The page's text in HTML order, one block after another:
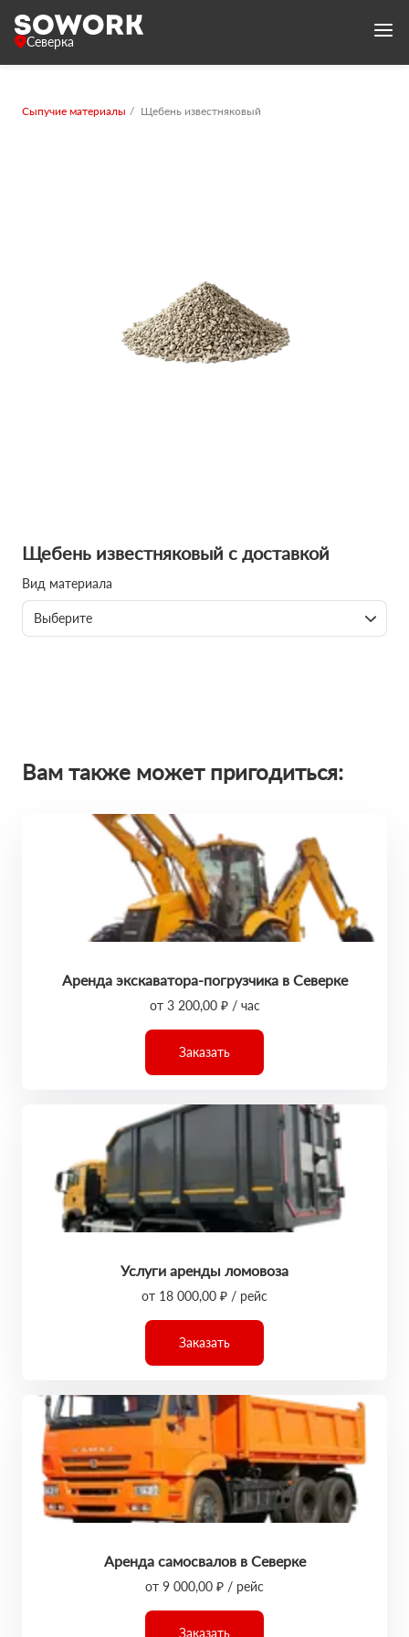
Северка
Сыпучие материалы Щебень известняковый
Щебень известняковый с доставкой
Вид материала
Выберите
Вам также может пригодиться:
Аренда экскаватора-погрузчика в Северке
от 3 200,00 ₽ / час
Заказать
Услуги аренды ломовоза
от 18 000,00 ₽ / рейс
Заказать
Аренда самосвалов в Северке
от 9 000,00 ₽ / рейс
Заказать